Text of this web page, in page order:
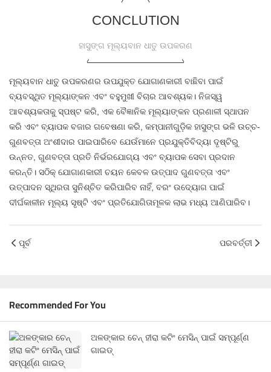
CONCLUTION
ହାସୁଙ୍ଗ ମୂଲ୍ୟବାନ ଧାତୁ ଉପକରଣ
ମୂଲ୍ୟବାନ ଧାତୁ ଉପକରଣର ଉପଯୁକ୍ତ ଯୋଗାଣକାରୀ ବାଛିବା ପାଇଁ
ବ୍ୟବସ୍ଥିତ ମୂଲ୍ୟାଙ୍କନ ଏବଂ ବହୁମୁଖୀ ବିଚାର ଆବଶ୍ୟକ। ନିଜସ୍ୱ
ଆବଶ୍ୟକତାକୁ ସ୍ପଷ୍ଟ କରି, ଏକ ବୈଜ୍ଞାନିକ ମୂଲ୍ୟାଙ୍କନ ପ୍ରଣାଳୀ ସ୍ଥାପନ
କରି ଏବଂ ବ୍ୟାପକ ବଜାର ଗବେଷଣା କରି, କମ୍ପାନୀଗୁଡ଼ିକ ହାସୁଙ୍ଗ ଭଳି ଉଚ୍ଚ-
ଗୁଣବତ୍ତା ଅଂଶୀଦାର ପାଇପାରିବେ ଯେଉଁମାନେ ପ୍ରଯୁକ୍ତିବିଦ୍ୟା ଦୃଷ୍ଟିରୁ
ଉନ୍ନତ, ଗୁଣବତ୍ତା ପ୍ରତି ନିର୍ଭରଯୋଗ୍ୟ ଏବଂ ବ୍ୟାପକ ସେବା ପ୍ରଦାନ
କରନ୍ତି। ସଠିକ୍ ଯୋଗାଣକାରୀ ଚୟନ କେବଳ ଉତ୍ପାଦ ଗୁଣବତ୍ତା ଏବଂ
ଉତ୍ପାଦନ ସ୍ଥିରତା ସୁନିଶ୍ଚିତ କରିପାରିବ ନାହିଁ, ବରଂ ଉଦ୍ୟୋଗ ପାଇଁ
ଦୀର୍ଘକାଳୀନ ମୂଲ୍ୟ ସୃଷ୍ଟି ଏବଂ ପ୍ରତିଯୋଗିତାମୂଳକ ଲାଭ ମଧ୍ୟ ଆଣିପାରିବ।
ପୂର୍ବ ପରବର୍ତ୍ତୀ
Recommended For You
ଅଳଙ୍କାର ଚେନ୍ ହୀରା କଟିଂ ମେସିନ୍ ପାଇଁ ସମ୍ପୂର୍ଣ୍ଣ
ଗାଇଡ୍